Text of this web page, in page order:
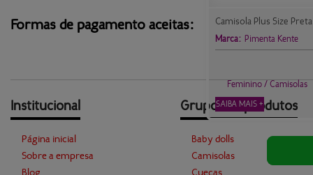
Camisola Plus Size
Marca: Pimenta Kente
Feminino / Camisolas
SAIBA MAIS +
Formas de pagamento aceitas:
Institucional
Página inicial
Sobre a empresa
Grupos de produtos
Baby dolls
Camisolas